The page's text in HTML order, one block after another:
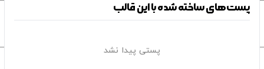
پست‌های ساخته شده با این قالب
پستی پیدا نشد